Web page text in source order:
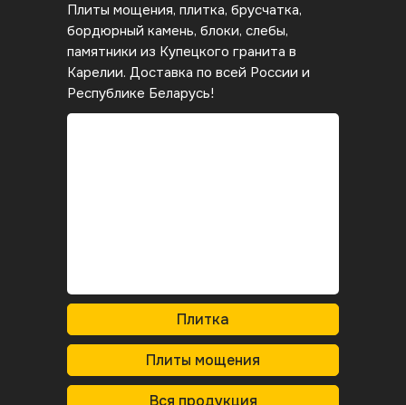
Плиты мощения, плитка, брусчатка,
бордюрный камень, блоки, слебы,
памятники из Купецкого гранита в
Карелии. Доставка по всей России и
Республике Беларусь!
Вся продукция
Плитка
Плиты мощения